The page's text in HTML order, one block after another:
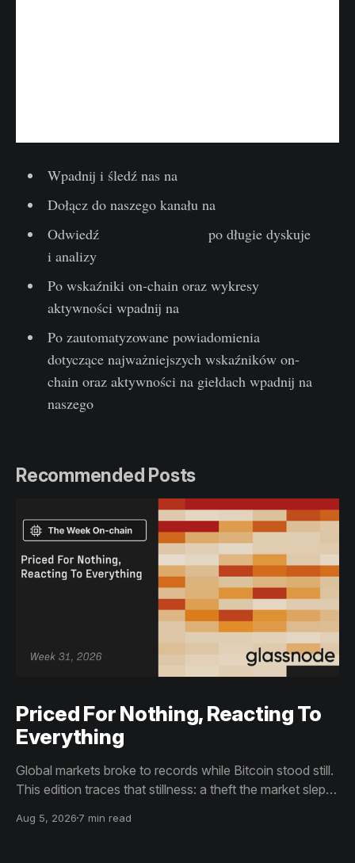
Wpadnij i śledź nas na
Dołącz do naszego kanału na
Odwiedź
po długie dyskuje
i analizy
Po wskaźniki on-chain oraz wykresy
aktywności wpadnij na
Po zautomatyzowane powiadomienia
dotyczące najważniejszych wskaźników on-
chain oraz aktywności na giełdach wpadnij na
naszego
Recommended Posts
Priced For Nothing, Reacting To
Everything
Global markets broke to records while Bitcoin stood still.
This edition traces that stillness: a theft the market slept
than capitulation, and an options market priced for
Aug 5, 2026 7 min read